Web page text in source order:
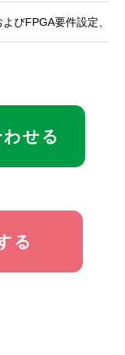
びFPGA要件設定、
せる
る